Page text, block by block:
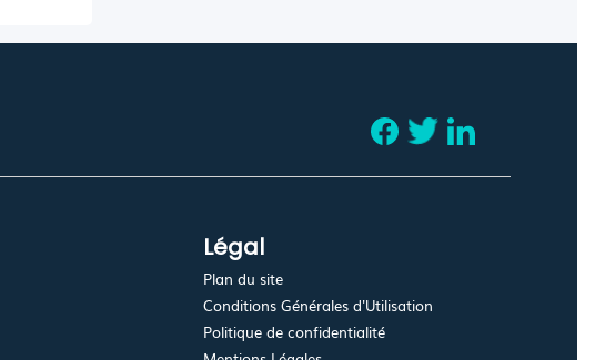
Légal
Plan du site
Conditions Générales d'Utilisation
Politique de confidentialité